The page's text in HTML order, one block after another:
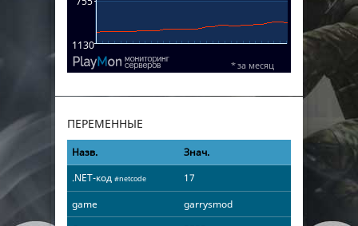
ПЕРЕМЕННЫЕ
Назв.
Знач.
.NET-код #netcode
17
game
garrysmod